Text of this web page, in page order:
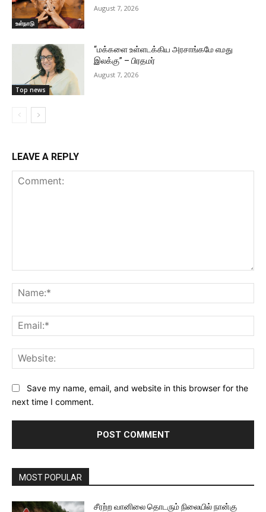
உள்நாடு
August 7, 2026
Top news
“மக்களை உள்ளடக்கிய அரசாங்கமே எமது
இலக்கு” – பிரதமர்
August 7, 2026
LEAVE A REPLY
Save my name, email, and website in this browser for the
next time I comment.
MOST POPULAR
சீரற்ற வானிலை தொடரும் நிலையில் நான்கு